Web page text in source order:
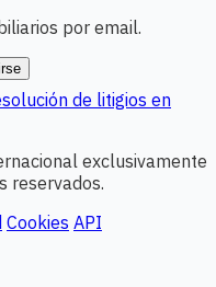
por email.
de litigios en
exclusivamente
reservados.
Cookies API